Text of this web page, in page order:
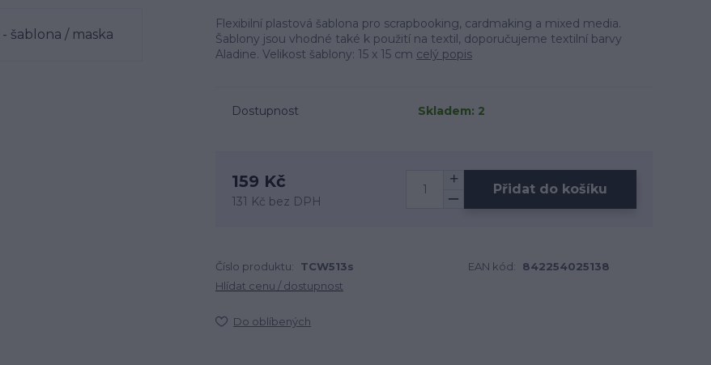
Flexibilní plastová šablona pro scrapbooking, cardmaking a mixed media.
Šablony jsou vhodné také k použití na textil, doporučujeme textilní barvy
Aladine. Velikost šablony: 15 x 15 cm celý popis
Dostupnost Skladem: 2
159 Kč
131 Kč bez DPH
Přidat do košíku
Číslo produktu: TCW513s EAN kód:
842254025138
Hlídat cenu / dostupnost
Do oblíbených